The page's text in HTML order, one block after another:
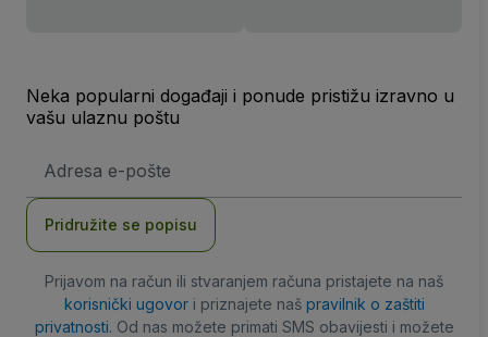
Neka popularni događaji i ponude pristižu izravno u
vašu ulaznu poštu
mail
Pridružite se popisu
Prijavom na račun ili stvaranjem računa pristajete na naš
korisnički ugovori priznajete naš pravilnik o zaštiti
privatnosti. Od nas možete primati SMS obavijesti i možete